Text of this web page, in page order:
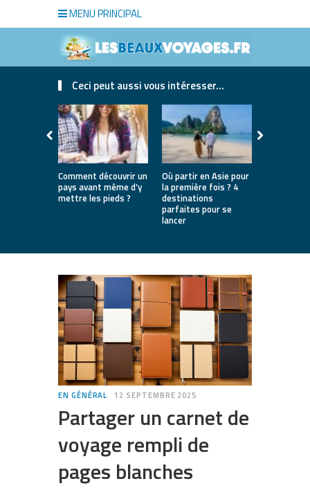
MENU PRINCIPAL
Ceci peut aussi vous intéresser...
Comment découvrir un
pays avant même d’y
mettre les pieds ?
Où partir en Asie pour
la première fois ? 4
destinations
parfaites pour se
lancer
EN GÉNÉRAL 12 SEPTEMBRE 2025
Partager un carnet de
voyage rempli de
pages blanches